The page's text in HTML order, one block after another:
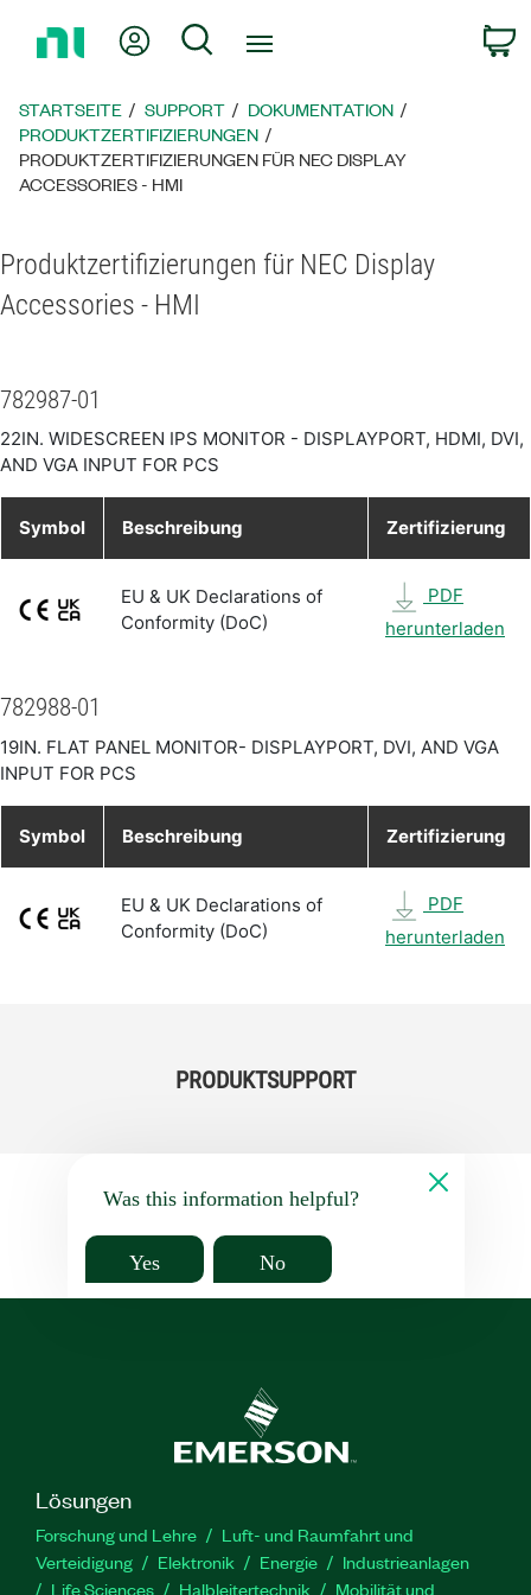
zur
Mein KontoSuche
STARTSEITE SUPPORT
DOKUMENTATION
PRODUKTZERTIFIZIERUNGEN
PRODUKTZERTIFIZIERUNGEN FÜR NEC DISPLAY
ACCESSORIES - HMI
Produktzertifizierungen für NEC Display
Accessories - HMI
782987-01
22IN. WIDESCREEN IPS MONITOR - DISPLAYPORT, HDMI, DVI,
AND VGA INPUT FOR PCS
Symbol Beschreibung Zertifizierung
EU & UK Declarations of
Conformity (DoC)
PDF
herunterladen
782988-01
19IN. FLAT PANEL MONITOR- DISPLAYPORT, DVI, AND VGA
INPUT FOR PCS
Symbol Beschreibung Zertifizierung
EU & UK Declarations of
Conformity (DoC)
PDF
herunterladen
PRODUKTSUPPORT
Was this information helpful?
Yes No
Lösungen
Forschung und Lehre
Luft- und Raumfahrt und
Verteidigung
Elektronik Energie
Industrieanlagen
Life Sciences
Halbleitertechnik
Mobilität und